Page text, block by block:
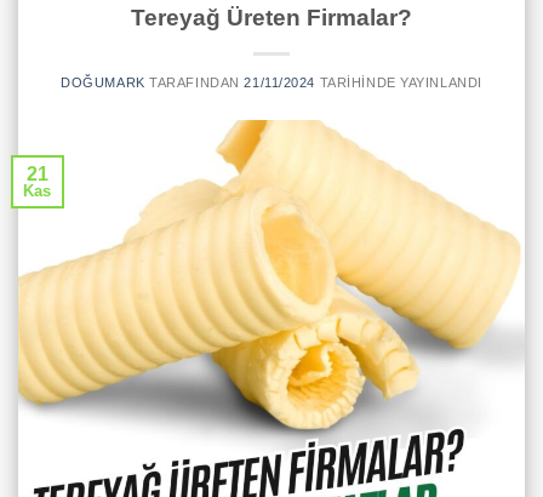
Tereyağ Üreten Firmalar?
DOĞUMARK TARAFINDAN 21/11/2024 TARIHINDE YAYINLANDI
21
Kas